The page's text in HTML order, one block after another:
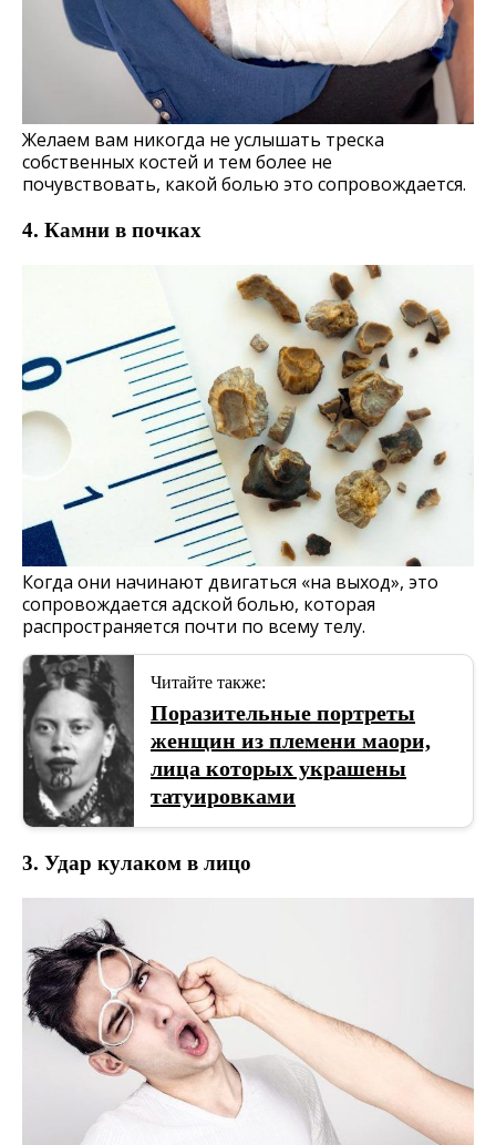
Желаем вам никогда не услышать треска
собственных костей и тем более не
почувствовать, какой болью это сопровождается.
4. Камни в почках
Когда они начинают двигаться «на выход», это
сопровождается адской болью, которая
распространяется почти по всему телу.
Читайте также:
Поразительные портреты
женщин из племени маори,
лица которых украшены
татуировками
3. Удар кулаком в лицо